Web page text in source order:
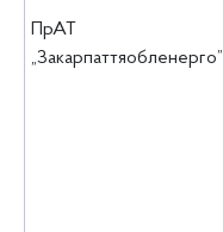
ПрАТ
„Закарпаттяобленерго”